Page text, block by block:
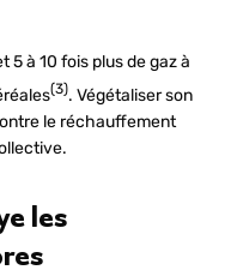
5 à 10 fois plus de gaz à
(3). Végétaliser son
le réchauffement
les